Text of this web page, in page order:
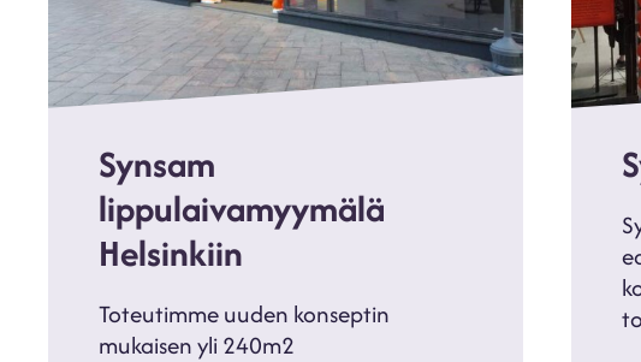
Synsam
lippulaivamyymälä
Helsinkiin
Toteutimme uuden konseptin
mukaisen yli 240m2